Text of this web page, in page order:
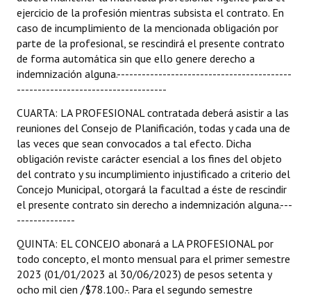
ejercicio de la profesión mientras subsista el contrato. En
caso de incumplimiento de la mencionada obligación por
parte de la profesional, se rescindirá el presente contrato
de forma automática sin que ello genere derecho a
indemnización alguna.------------------------------------------
------------------------------------
CUARTA: LA PROFESIONAL contratada deberá asistir a las
reuniones del Consejo de Planificación, todas y cada una de
las veces que sean convocados a tal efecto. Dicha
obligación reviste carácter esencial a los fines del objeto
del contrato y su incumplimiento injustificado a criterio del
Concejo Municipal, otorgará la facultad a éste de rescindir
el presente contrato sin derecho a indemnización alguna.---
--------------
QUINTA: EL CONCEJO abonará a LA PROFESIONAL por
todo concepto, el monto mensual para el primer semestre
2023 (01/01/2023 al 30/06/2023) de pesos setenta y
ocho mil cien /$78.100.-. Para el segundo semestre